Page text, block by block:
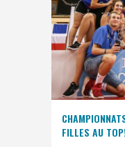
FILLES AU